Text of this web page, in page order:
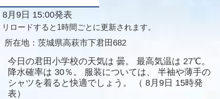
8月9日 15:00発表
リロードすると1時間ごとに更新されます。
所在地： 茨城県高萩市下君田682
今日の君田小学校の天気は 曇。 最高気温は 27℃。
降水確率は 30％。 服装については、
半袖や薄手の
シャツを着ると快適でしょう。
（ 8月9日 15時発
表）